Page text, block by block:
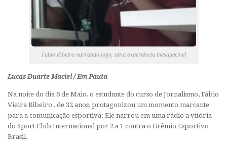
Fabio Ribeiro narrando jogo, uma experiência inesquecível
Lucas Duarte Maciel / Em Pauta
Na noite do dia 6 de Maio, o estudante do curso de Jornalismo, Fábio
Vieira Ribeiro , de 32 anos, protagonizou um momento marcante
para a comunicação esportiva: Ele narrou em uma rádio a vitória
do Sport Club Internacional por 2 a 1 contra o Grêmio Esportivo
Brasil.